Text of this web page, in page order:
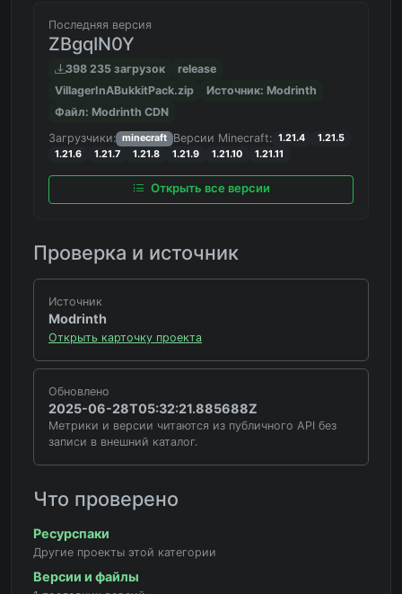
Последняя версия
ZBgqIN0Y
398 235 загрузок
release
VillagerInABukkitPack.zip
Источник: Modrinth
Файл: Modrinth CDN
Загрузчики: minecraft Версии Minecraft: 1.21.4
1.21.5
1.21.6
1.21.7 1.21.8 1.21.9 1.21.10 1.21.11
Открыть все версии
Проверка и источник
Источник
Modrinth
Открыть карточку проекта
Обновлено
2025-06-28T05:32:21.885688Z
Метрики и версии читаются из публичного API без
записи в внешний каталог.
Что проверено
Ресурспаки
Другие проекты этой категории
Версии и файлы